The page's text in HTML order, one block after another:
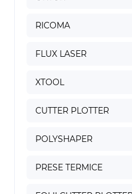
RICOMA
FLUX LASER
XTOOL
CUTTER PLOTTER
POLYSHAPER
PRESE TERMICE